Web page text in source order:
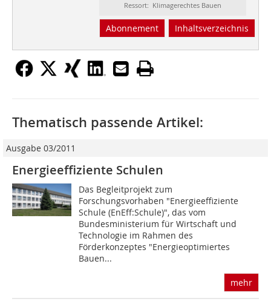
Ressort: Klimagerechtes Bauen
Abonnement Inhaltsverzeichnis
Thematisch passende Artikel:
Ausgabe 03/2011
Energieeffiziente Schulen
Das Begleitprojekt zum
Forschungsvorhaben "Energieeffiziente
Schule (EnEff:Schule)", das vom
Bundesministerium für Wirtschaft und
Technologie im Rahmen des
Förderkonzeptes "Energieoptimiertes
Bauen...
mehr